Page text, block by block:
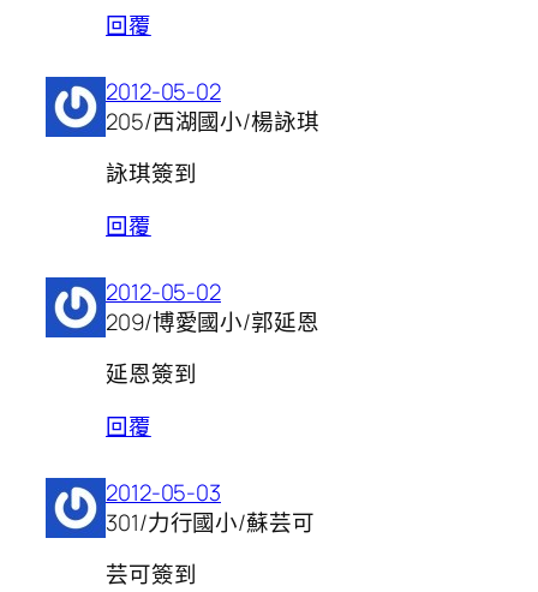
回覆
2012-05-02
205/西湖國小/楊詠琪
詠琪簽到
回覆
2012-05-02
209/博愛國小/郭延恩
延恩簽到
回覆
2012-05-03
301/力行國小/蘇芸可
芸可簽到